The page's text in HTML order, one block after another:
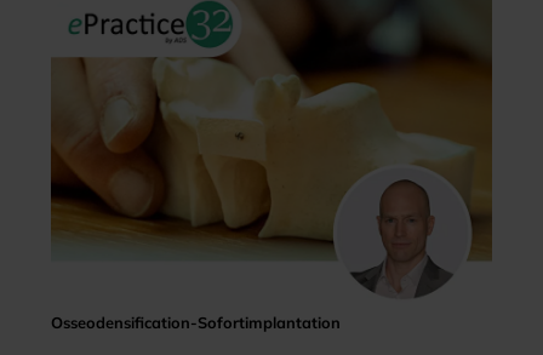
Osseodensification-Sofortimplantation